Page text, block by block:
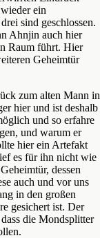
ein
sind geschlossen.
Ahnjin auch hier
Raum führt. Hier
Geheimtür
zum alten Mann in
hier und ist deshalb
und so erfahre
und warum er
hier ein Artefakt
es für ihn nicht wie
dessen
auch und vor uns
in den großen
gesichert ist. Der
die Mondsplitter